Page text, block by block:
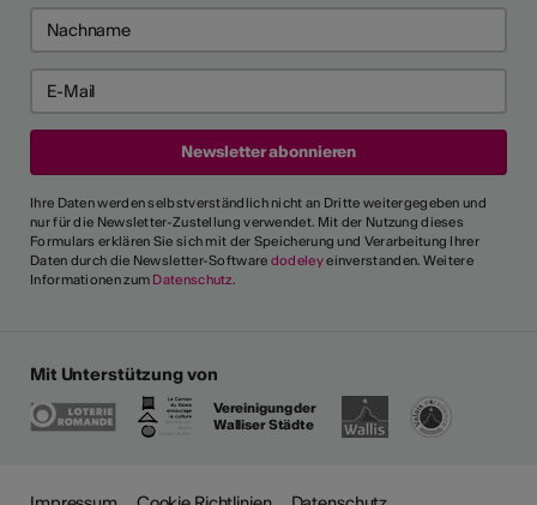
Ihre Daten werden selbstverständlich nicht an Dritte weitergegeben und
nur für die Newsletter-Zustellung verwendet. Mit der Nutzung dieses
Formulars erklären Sie sich mit der Speicherung und Verarbeitung Ihrer
Daten durch die Newsletter-Software dodeleyeinverstanden. Weitere
Informationen zum Datenschutz.
Mit Unterstützung von
Vereinigung der
Walliser Städte